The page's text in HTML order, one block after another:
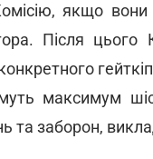
якщо
Після
максимум
та заборон,